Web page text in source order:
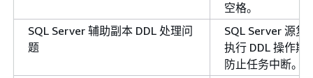
空格。
SQL Server 辅助副本 DDL 处理问
题
SQL Server 源复
执行 DDL 操作期
防止任务中断。